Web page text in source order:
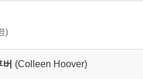
)
버 (Colleen Hoover)